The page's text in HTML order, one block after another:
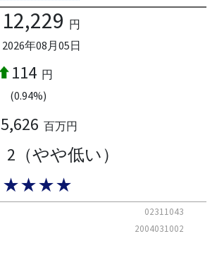
12,229 円
2026年08月05日
114 円
(0.94%)
5,626 百万円
2（やや低い）
★★★★
02311043
2004031002